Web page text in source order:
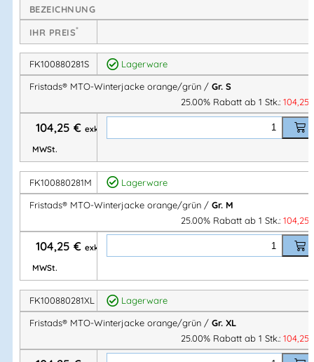
Schutz im Halsbereich.
Funktionale Details für den Arbeitsalltag
Die MTO-Winterjacke überzeugt mit zahlreichen praktischen
Features:
2 Brusttaschen, eine davon mit Öffnung und Schlaufe
2 Vordertaschen unter dem Reflexstreifen, eine mit
verdeckter Ausweistasche
Innentasche mit Knopffür sichere Aufbewahrung
Ärmeltasche mit Reißverschlussfür schnellen Zugriff
Perfekt für Werkzeuge, persönliche Gegenstände und
Zubehör.
Individuell anpassbar
Für optimalen Sitz und Komfort lässt sich die Jacke flexibel
BEZEICHNUNG
IHR PREIS*
FK100880281S
Lagerware
Fristads® MTO-Winterjacke orange/grün / Gr. S
25.00% Rabatt ab 1 Stk.: 104,25
104,25 € exkl.
MWSt.
FK100880281M
Lagerware
Fristads® MTO-Winterjacke orange/grün / Gr. M
25.00% Rabatt ab 1 Stk.: 104,25
104,25 € exkl.
MWSt.
FK100880281XL
Lagerware
Fristads® MTO-Winterjacke orange/grün / Gr. XL
25.00% Rabatt ab 1 Stk.: 104,25